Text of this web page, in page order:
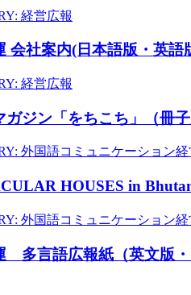
経営広報
会社案内(日本語版・英語
経営広報
ガジン「をちこち」（冊子
外国語コミュニケーション経
HOUSES in
外国語コミュニケーション経
多言語広報紙（英文版・